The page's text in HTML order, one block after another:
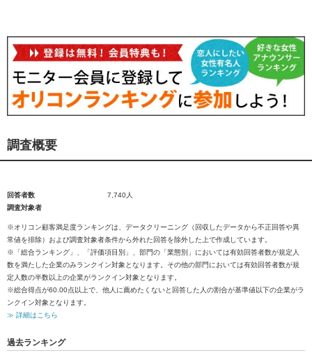
調査概要
回答者数
7,740人
調査対象者
※オリコン顧客満足度ランキングは、データクリーニング（回収したデータから不正回答や異
常値を排除）および調査対象者条件から外れた回答を除外した上で作成しています。
※「総合ランキング」、「評価項目別」、部門の「業態別」においては有効回答者数が規定人
数を満たした企業のみランクイン対象となります。その他の部門においては有効回答者数が規
定人数の半数以上の企業がランクイン対象となります。
※総合得点が60.00点以上で、他人に薦めたくないと回答した人の割合が基準値以下の企業がラ
ンクイン対象となります。
≫ 詳細はこちら
過去ランキング